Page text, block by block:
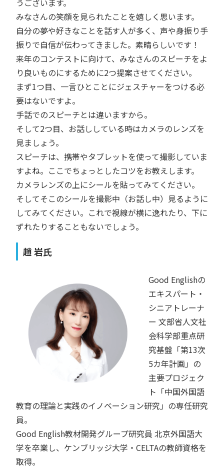
うございます。
みなさんの笑顔を見られたことを嬉しく思います。
自分の夢や好きなことを話す人が多く、声や身振り手
振りで自信が伝わってきました。素晴らしいです！
来年のコンテストに向けて、みなさんのスピーチをよ
り良いものにするために2つ提案させてください。
まず1つ目、一言ひとことにジェスチャーをつける必
要はないですよ。
手話でのスピーチとは違いますから。
そして2つ目、お話ししている時はカメラのレンズを
見ましょう。
スピーチは、携帯やタブレットを使って撮影していま
すよね。ここでちょっとしたコツをお教えします。
カメラレンズの上にシールを貼ってみてください。
そしてそこのシールを撮影中（お話し中）見るように
してみてください。これで視線が横に逸れたり、下に
ずれたりすることもないでしょう。
趙 岩氏
Good Englishの
エキスパート・
シニアトレーナ
ー 文部省人文社
会科学部重点研
究基盤「第13次
5カ年計画」の
主要プロジェク
ト「中国外国語
教育の理論と実践のイノベーション研究」の専任研究
員。
Good English教材開発グループ研究員 北京外国語大
学を卒業し、ケンブリッジ大学・CELTAの教師資格を
取得。